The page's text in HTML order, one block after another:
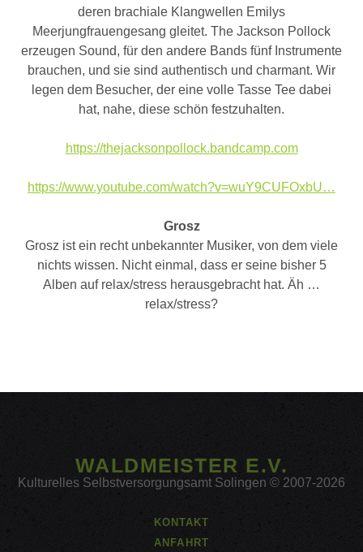
deren brachiale Klangwellen Emilys
Meerjungfrauengesang gleitet. The Jackson Pollock
erzeugen Sound, für den andere Bands fünf Instrumente
brauchen, und sie sind authentisch und charmant. Wir
legen dem Besucher, der eine volle Tasse Tee dabei
hat, nahe, diese schön festzuhalten.
https://thejacksonpollock.bandcamp.com
https://www.youtube.com/watch?v=wuY9CUFOxbU…
Grosz
Grosz ist ein recht unbekannter Musiker, von dem viele
nichts wissen. Nicht einmal, dass er seine bisher 5
Alben auf relax/stress herausgebracht hat. Äh …
relax/stress?
WALDMEISTER E.V.
Kulturelles Selbstversorgungsamt Solingen © 2007-2026
KONTAKT
ANFAHRT